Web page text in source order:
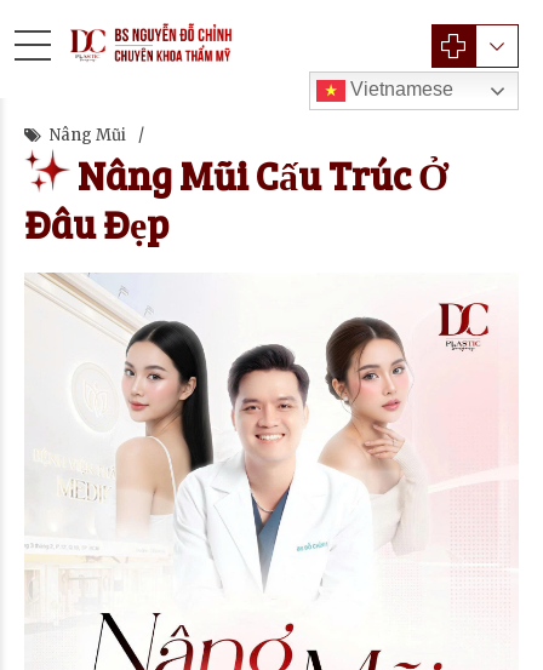
Vietnamese
Nâng Mũi
Nâng Mũi Cấu Trúc Ở
Đâu Đẹp